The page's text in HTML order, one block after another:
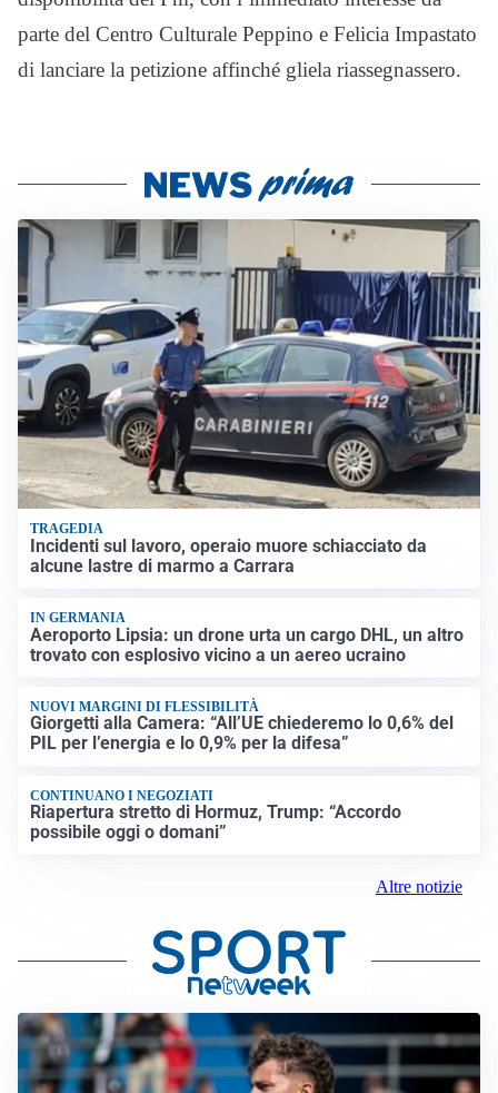
parte del Centro Culturale Peppino e Felicia Impastato
di lanciare la petizione affinché gliela riassegnassero.
TRAGEDIA
Incidenti sul lavoro, operaio muore schiacciato da
alcune lastre di marmo a Carrara
IN GERMANIA
Aeroporto Lipsia: un drone urta un cargo DHL, un altro
trovato con esplosivo vicino a un aereo ucraino
NUOVI MARGINI DI FLESSIBILITÀ
Giorgetti alla Camera: “All’UE chiederemo lo 0,6% del
PIL per l’energia e lo 0,9% per la difesa”
CONTINUANO I NEGOZIATI
Riapertura stretto di Hormuz, Trump: “Accordo
possibile oggi o domani”
Altre notizie